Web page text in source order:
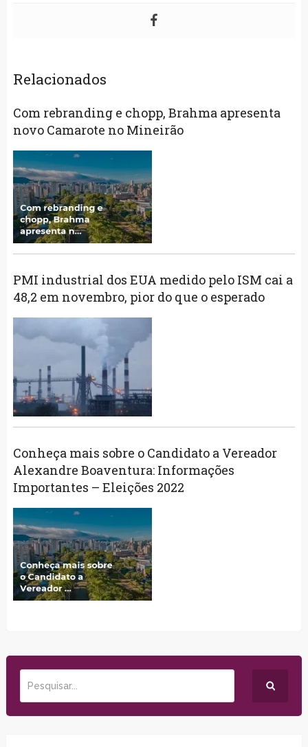
Relacionados
Com rebranding e chopp, Brahma apresenta
novo Camarote no Mineirão
PMI industrial dos EUA medido pelo ISM cai a
48,2 em novembro, pior do que o esperado
Conheça mais sobre o Candidato a Vereador
Alexandre Boaventura: Informações
Importantes – Eleições 2022